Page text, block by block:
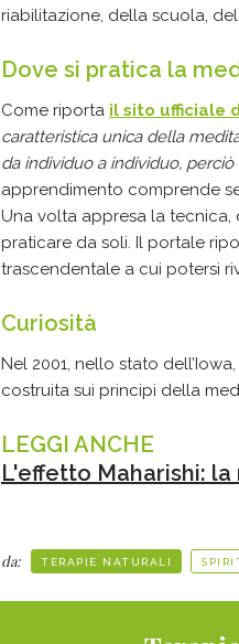
riabilitazione, della scuola,
Dove si pratica la
Come riporta il sito ufficiale
caratteristica unica della
da individuo a individuo,
apprendimento comprende
Una volta appresa la
praticare da soli. Il portale
trascendentale a cui potersi
Curiosità
Nel 2001, nello stato
costruita sui principi della
LEGGI ANCHE
L'effetto Maharishi:
da: TERAPIE NATURALI